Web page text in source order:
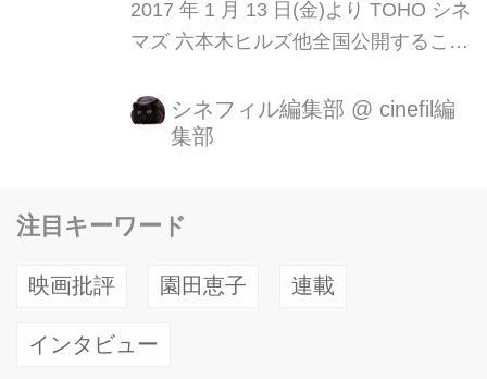
2017 年 1 月 13 日(金)より TOHO シネ
マズ 六本木ヒルズ他全国公開すること
級の興奮をもたらした『ドライヴ』の
N.W.レフン監督の最新作にカンヌが騒
っ二つに引き裂いた。 歴史と権威ある
にこの地で、監督賞の栄誉を受けた
ン。 新しい才能を待ちわびていた世界
シネフィル編集部 @ cinefil編
集部
注目キーワード
映画批評 園田恵子 連載
インタビュー